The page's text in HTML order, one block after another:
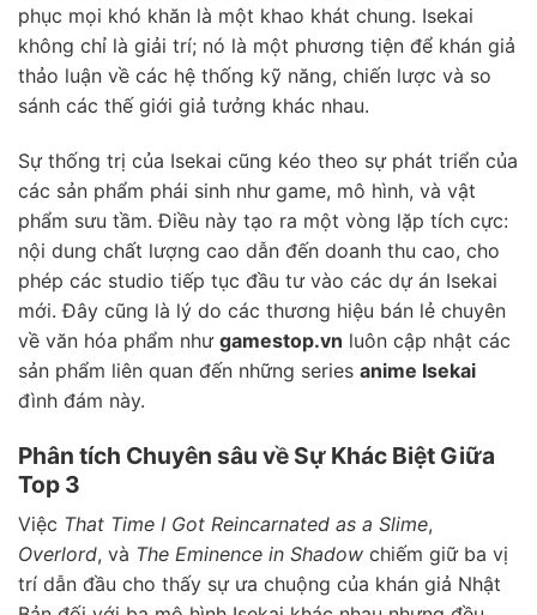
phục mọi khó khăn là một khao khát chung. Isekai
không chỉ là giải trí; nó là một phương tiện để khán giả
thảo luận về các hệ thống kỹ năng, chiến lược và so
sánh các thế giới giả tưởng khác nhau.
Sự thống trị của Isekai cũng kéo theo sự phát triển của
các sản phẩm phái sinh như game, mô hình, và vật
phẩm sưu tầm. Điều này tạo ra một vòng lặp tích cực:
nội dung chất lượng cao dẫn đến doanh thu cao, cho
phép các studio tiếp tục đầu tư vào các dự án Isekai
mới. Đây cũng là lý do các thương hiệu bán lẻ chuyên
về văn hóa phẩm như gamestop.vn luôn cập nhật các
sản phẩm liên quan đến những series anime Isekai
đình đám này.
Phân tích Chuyên sâu về Sự Khác Biệt Giữa
Top 3
Việc That Time I Got Reincarnated as a Slime,
Overlord, và The Eminence in Shadow chiếm giữ ba vị
trí dẫn đầu cho thấy sự ưa chuộng của khán giả Nhật